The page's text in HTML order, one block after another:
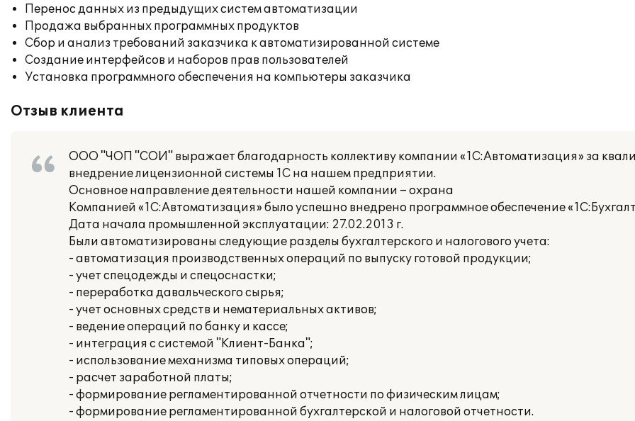
Перенос данных из предыдущих систем автоматизации
Продажа выбранных программных продуктов
Сбор и анализ требований заказчика к автоматизированной системе
Создание интерфейсов и наборов прав пользователей
Установка программного обеспечения на компьютеры заказчика
Отзыв клиента
ООО "ЧОП "СОИ" выражает благодарность коллективу компании «1С:Автоматизация» за
внедрение лицензионной системы 1С на нашем предприятии.
Основное направление деятельности нашей компании – охрана
Компанией «1С:Автоматизация» было успешно внедрено программное обеспечение
Дата начала промышленной эксплуатации: 27.02.2013 г.
Были автоматизированы следующие разделы бухгалтерского и налогового учета:
- автоматизация производственных операций по выпуску готовой продукции;
- учет спецодежды и спецоснастки;
- переработка давальческого сырья;
- учет основных средств и нематериальных активов;
- ведение операций по банку и кассе;
- интеграция с системой "Клиент-Банка";
- использование механизма типовых операций;
- расчет заработной платы;
- формирование регламентированной отчетности по физическим лицам;
- формирование регламентированной бухгалтерской и налоговой отчетности.